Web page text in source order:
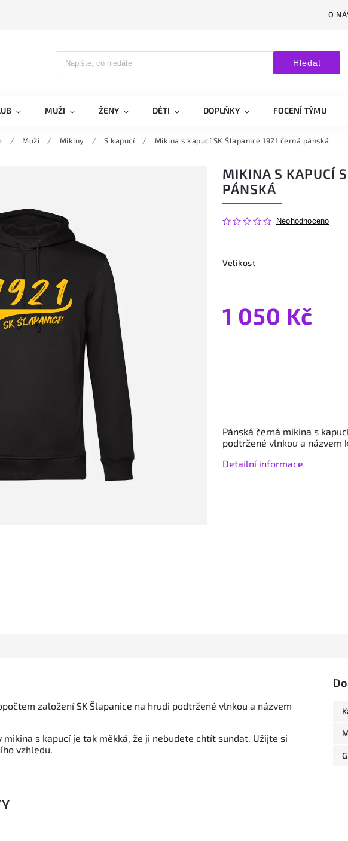
O
Hledat
MUŽI ŽENY DĚTI DOPLŇKY FOCENÍ TÝMU
/ Muži / Mikiny / S kapucí / Mikina s kapucí SK Šlapanice 1921 černá pánská
MIKINA S KAPUCÍ
PÁNSKÁ
Neohodnoceno
Velikost
1 050 Kč
Pánská černá mikina s
podtržené vlnkou a názvem
Detailní informace
založení SK Šlapanice na hrudi podtržené vlnkou a názvem
mikina s kapucí je tak měkká, že ji nebudete chtít sundat. Užijte si
vzhledu.